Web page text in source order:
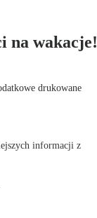
na wakacje!
drukowane
informacji z